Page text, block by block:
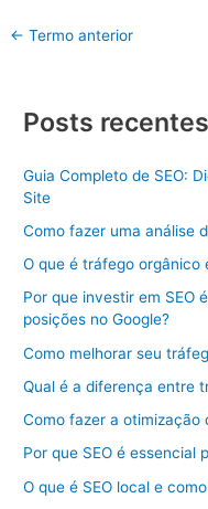
← Termo anterior
Posts recentes
Guia Completo de SEO:
Site
Como fazer uma análise
O que é tráfego orgânico
Por que investir em SEO
posições no Google?
Como melhorar seu
Qual é a diferença entre
Como fazer a otimização
Por que SEO é essencial
O que é SEO local e